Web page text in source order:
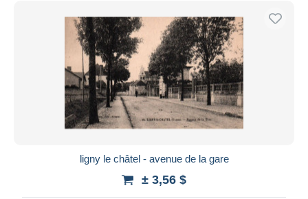
ligny le châtel - avenue de la gare
± 3,56 $